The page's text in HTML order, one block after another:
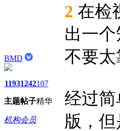
BMD
1193
主题
1242
帖子
107
精华
机构会员
2 在检
出一
不要
经过
版，